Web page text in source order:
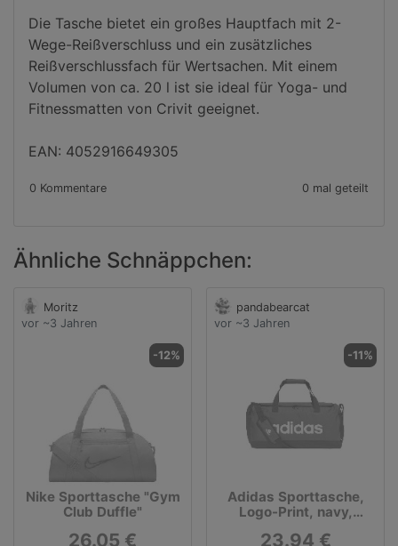
Die Tasche bietet ein großes Hauptfach mit 2-
Wege-Reißverschluss und ein zusätzliches
Reißverschlussfach für Wertsachen. Mit einem
Volumen von ca. 20 l ist sie ideal für Yoga- und
Fitnessmatten von Crivit geeignet.
EAN: 4052916649305
0 Kommentare 0 mal geteilt
Ähnliche Schnäppchen:
Moritz
vor ~3 Jahren
-12%
Nike Sporttasche "Gym
Club Duffle"
26.05 €
pandabearcat
vor ~3 Jahren
-11%
Adidas Sporttasche,
Logo-Print, navy,
23.94 €